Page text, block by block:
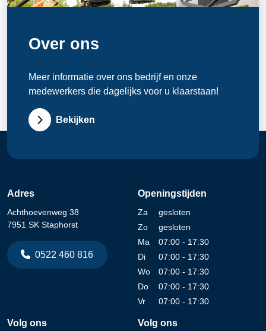
Over ons
Meer informatie over ons bedrijf en onze
medewerkers die dagelijks voor u klaarstaan!
Bekijken
Adres
Achthoevenweg 38
7951 SK Staphorst
0522 460 816
Openingstijden
Za
gesloten
Zo
gesloten
Ma
07:00 - 17:30
Di
07:00 - 17:30
Wo
07:00 - 17:30
Do
07:00 - 17:30
Vr
07:00 - 17:30
Volg ons Volg ons